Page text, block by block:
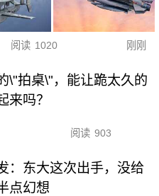
阅读 1020 刚刚
\"拍桌\"，能让跪太久的
来吗？
阅读 903
：东大这次出手，没给
点幻想